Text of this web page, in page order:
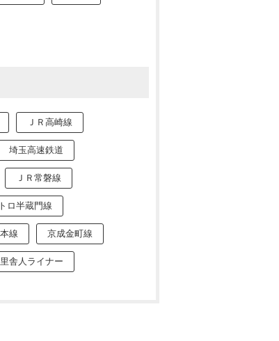
ＪＲ高崎線
埼玉高速鉄道
ＪＲ常磐線
ロ半蔵門線
線 京成金町線
舎人ライナー